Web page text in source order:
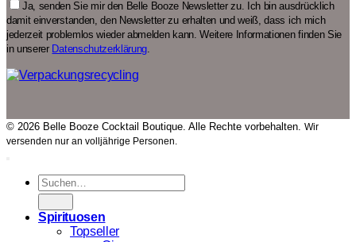
Ja, senden Sie mir den Belle Booze Newsletter zu. Ich bin ausdrücklich
damit einverstanden, den Newsletter zu erhalten und weiß, dass ich mich
jederzeit problemlos wieder abmelden kann. Weitere Informationen finden Sie
in unserer Datenschutzerklärung
© 2026 Belle Booze Cocktail Boutique. Alle Rechte vorbehalten. Wir
versenden nur an volljährige Personen.
Suchen
nach:
Spirituosen
Topseller